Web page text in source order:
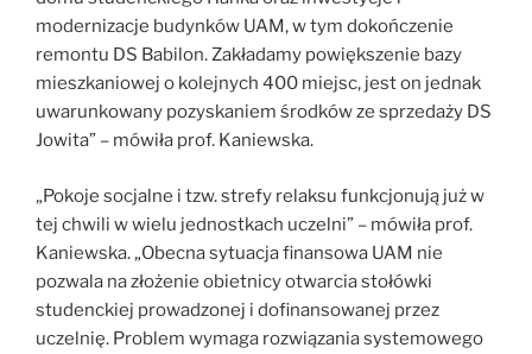
modernizacje budynków UAM, w tym dokończenie
remontu DS Babilon. Zakładamy powiększenie bazy
mieszkaniowej o kolejnych 400 miejsc, jest on jednak
uwarunkowany pozyskaniem środków ze sprzedaży DS
Jowita” – mówiła prof. Kaniewska.
„Pokoje socjalne i tzw. strefy relaksu funkcjonują już w
tej chwili w wielu jednostkach uczelni” – mówiła prof.
Kaniewska. „Obecna sytuacja finansowa UAM nie
pozwala na złożenie obietnicy otwarcia stołówki
studenckiej prowadzonej i dofinansowanej przez
uczelnię. Problem wymaga rozwiązania systemowego